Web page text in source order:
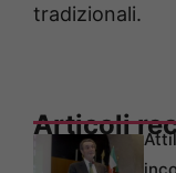
tradizionali.
Articoli